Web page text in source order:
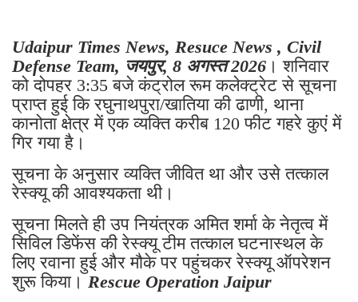
Udaipur Times News, Resuce News , Civil
Defense Team, जयपुर, 8 अगस्त 2026 । शनिवार
को दोपहर 3:35 बजे कंट्रोल रूम कलेक्ट्रेट से सूचना
प्राप्त हुई कि रघुनाथपुरा/खातिया की ढाणी, थाना
कानोता क्षेत्र में एक व्यक्ति करीब 120 फीट गहरे कुएं में
गिर गया है।
सूचना के अनुसार व्यक्ति जीवित था और उसे तत्काल
रेस्क्यू की आवश्यकता थी।
सूचना मिलते ही उप नियंत्रक अमित शर्मा के नेतृत्व में
सिविल डिफेंस की रेस्क्यू टीम तत्काल घटनास्थल के
लिए रवाना हुई और मौके पर पहुंचकर रेस्क्यू ऑपरेशन
शुरू किया। Rescue Operation Jaipur